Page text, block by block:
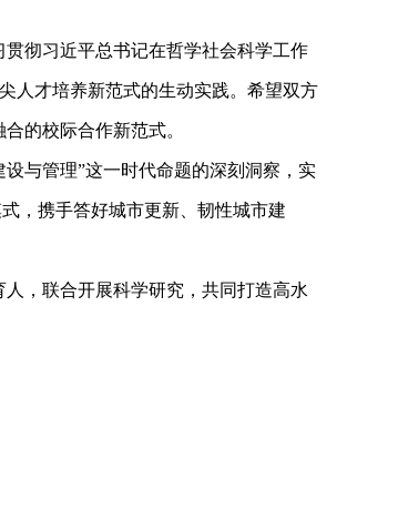
彻习近平总书记在哲学社会科学工作
人才培养新范式的生动实践。希望双方
的校际合作新范式。
与管理”这一时代命题的深刻洞察，实
，携手答好城市更新、韧性城市建
，联合开展科学研究，共同打造高水